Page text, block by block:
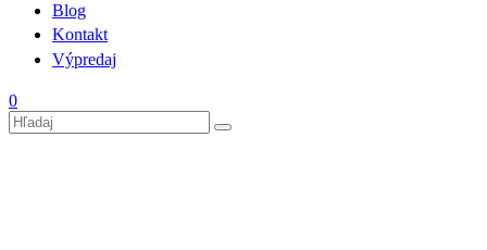
Blog
Kontakt
Výpredaj
0